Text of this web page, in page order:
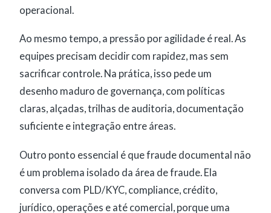
operacional.
Ao mesmo tempo, a pressão por agilidade é real. As
equipes precisam decidir com rapidez, mas sem
sacrificar controle. Na prática, isso pede um
desenho maduro de governança, com políticas
claras, alçadas, trilhas de auditoria, documentação
suficiente e integração entre áreas.
Outro ponto essencial é que fraude documental não
é um problema isolado da área de fraude. Ela
conversa com PLD/KYC, compliance, crédito,
jurídico, operações e até comercial, porque uma